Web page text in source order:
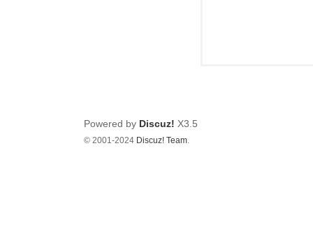
Powered by Discuz! X3.5
© 2001-2024 Discuz! Team.